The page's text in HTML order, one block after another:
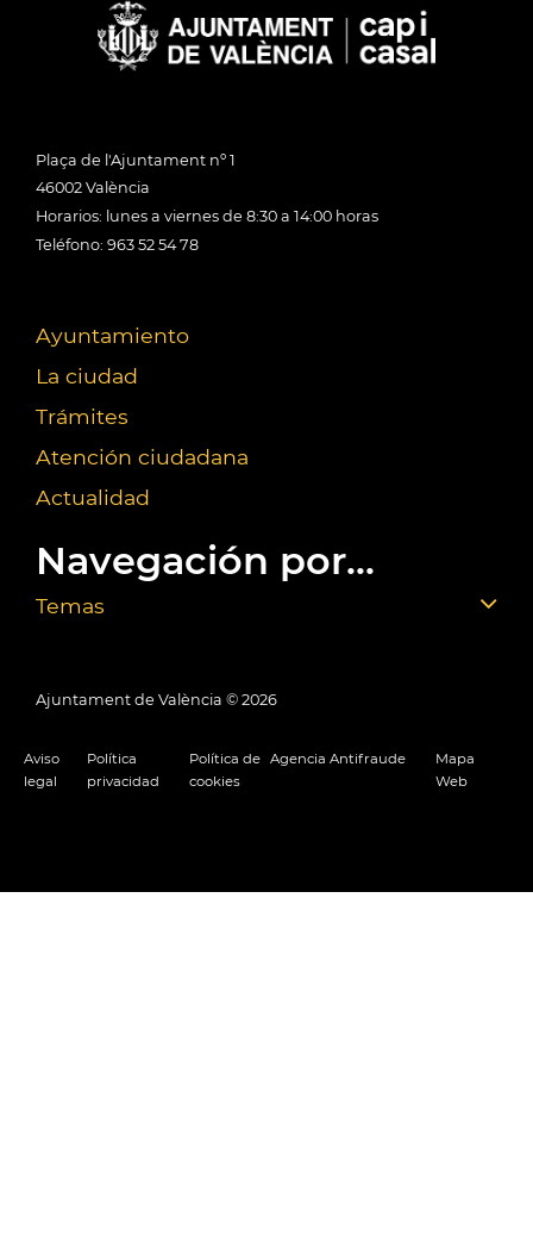
Plaça de l'Ajuntament nº 1
46002 València
Horarios: lunes a viernes de 8:30 a 14:00 horas
Teléfono: 963 52 54 78
Ayuntamiento
La ciudad
Trámites
Atención ciudadana
Actualidad
Navegación por...
Temas
Ajuntament de València © 2026
Aviso
legal
Política
privacidad
Política de
cookies
Agencia Antifraude
Mapa
Web